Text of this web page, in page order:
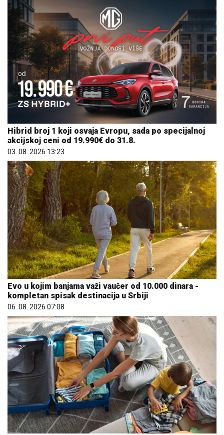
Hibrid broj 1 koji osvaja Evropu, sada po specijalnoj
akcijskoj ceni od 19.990€ do 31.8.
03. 08. 2026 13:23
Evo u kojim banjama važi vaučer od 10.000 dinara -
kompletan spisak destinacija u Srbiji
06. 08. 2026 07:08